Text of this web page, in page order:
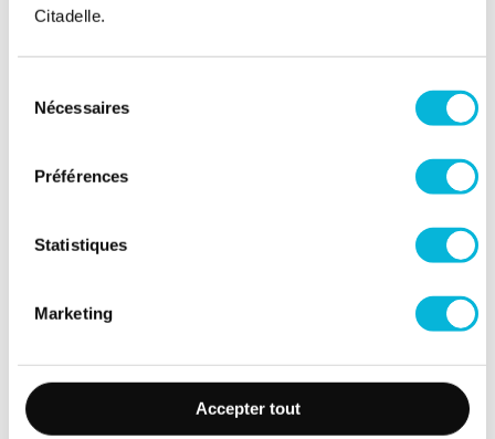
Citadelle.
Nécessaires
Préférences
Statistiques
Marketing
Accepter tout
Votre don à la Fondation permet de
leurs proches.
Découvrir la Fondation
Espace Patient
Professionnels de la santé